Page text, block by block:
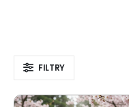
FILTRY